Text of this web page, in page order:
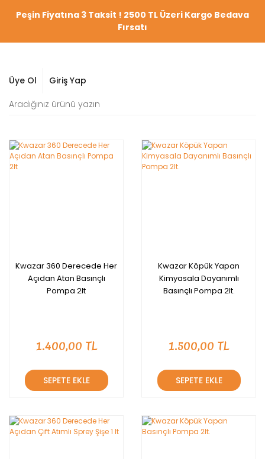
Peşin Fiyatına 3 Taksit ! 2500 TL Üzeri Kargo Bedava
Fırsatı
Üye Ol Giriş Yap
Kwazar 360 Derecede Her
Açıdan Atan Basınçlı
Pompa 2lt
1.400,00 TL
SEPETE EKLE
Kwazar Köpük Yapan
Kimyasala Dayanımlı
Basınçlı Pompa 2lt.
1.500,00 TL
SEPETE EKLE